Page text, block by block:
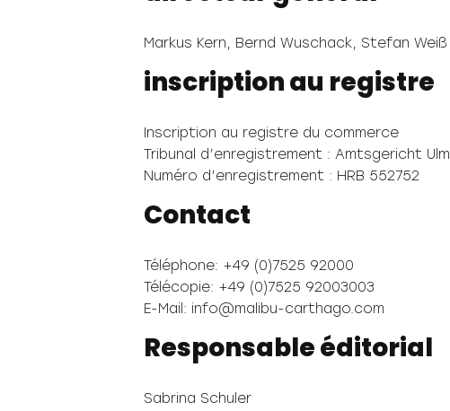
Markus Kern, Bernd Wuschack, Stefan Weiß
inscription au registre
Inscription au registre du commerce
Tribunal d’enregistrement : Amtsgericht Ulm
Numéro d’enregistrement : HRB 552752
Contact
Téléphone: +49 (0)7525 92000
Télécopie: +49 (0)7525 92003003
E-Mail: info@malibu-carthago.com
Responsable éditorial
Sabrina Schuler